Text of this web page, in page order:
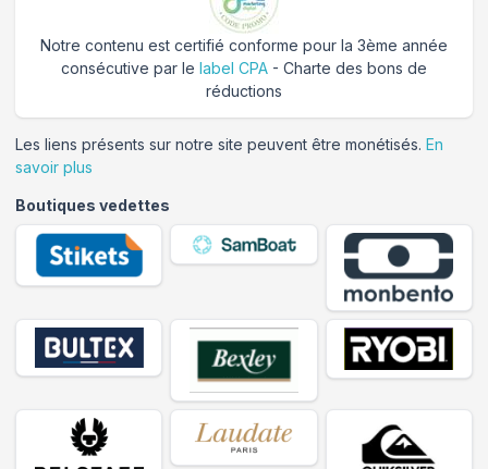
Notre contenu est certifié conforme pour la 3ème année
consécutive par le label CPA - Charte des bons de
réductions
Les liens présents sur notre site peuvent être monétisés. En
savoir plus
Boutiques vedettes